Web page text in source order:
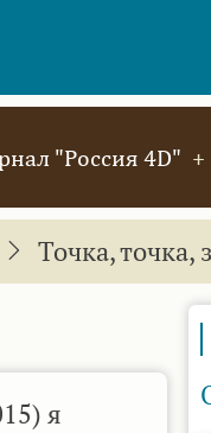
"Россия 4D"
Точка, точка,
я